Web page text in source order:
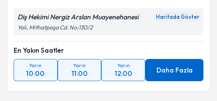
Diş Hekimi Nergiz Arslan Muayenehanesi Haritada Göster
Yalı, Mithatpaşa Cd. No:130/2
En Yakın Saatler
Yarın
10:00
Yarın
11:00
Yarın
12:00 Daha Fazla